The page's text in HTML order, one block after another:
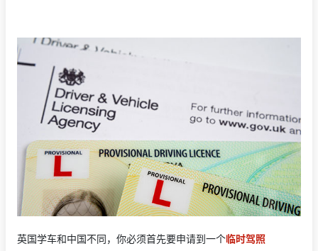
英国学车和中国不同，你必须首先要申请到一个临时驾照